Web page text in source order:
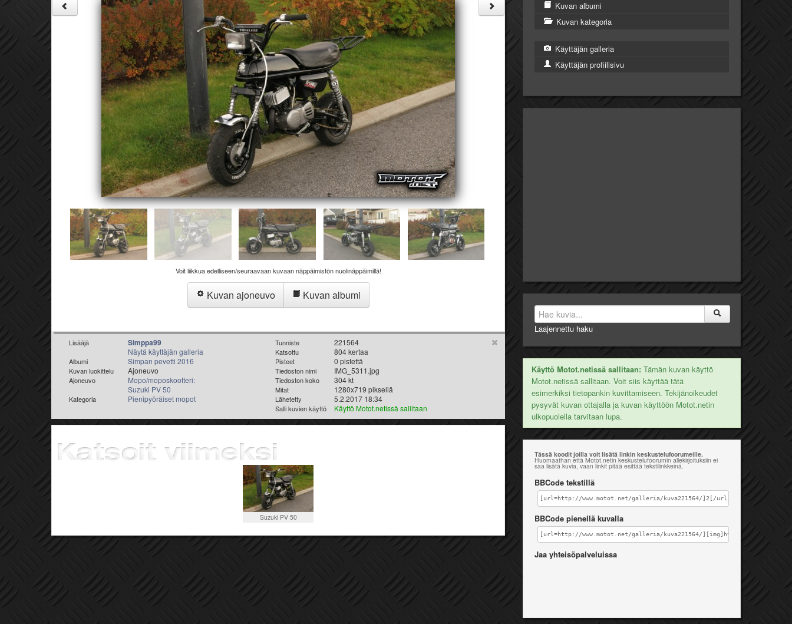
Voit liikkua edelliseen/seuraavaan kuvaan näppäimistön nuolinäppäimillä!
Kuvan ajoneuvo Kuvan albumi
Lisääjä Simppa99
Näytä käyttäjän galleria
Albumi Simpan pevetti 2016
Kuvan luokittelu Ajoneuvo
Ajoneuvo
Mopo/moposkootteri:
Suzuki PV 50
Kategoria Pienipyöräiset mopot
Tunniste 221564
Katsottu 804 kertaa
Pisteet 0 pistettä
Tiedoston nimi IMG_5311.jpg
Tiedoston koko 304 kt
Mitat 1280x719 pikseliä
Lähetetty 5.2.2017 18:34
Salli kuvien käyttö Käyttö Motot.netissä sallitaan
Suzuki PV 50
Kuvan albumi
Kuvan kategoria
Käyttäjän galleria
Käyttäjän profiilisivu
Laajennettu haku
Käyttö Motot.netissä sallitaan: Tämän kuvan käyttö
Motot.netissä sallitaan. Voit siis käyttää tätä
esimerkiksi tietopankin kuvittamiseen. Tekijänoikeudet
pysyvät kuvan ottajalla ja kuvan käyttöön Motot.netin
ulkopuolella tarvitaan lupa.
Tässä koodit joilla voit lisätä linkin keskustelufoorumeille.
Huomaathan että Motot.netin keskustelufoorumin allekirjoituksiin ei
saa lisätä kuvia, vaan linkit pitää esittää tekstilinkkeinä.
BBCode tekstillä
[url=http://www.motot.net/galleria/kuva221564/]2[/url]
BBCode pienellä kuvalla
[url=http://www.motot.net/galleria/kuva221564/][img]http://
Jaa yhteisöpalveluissa